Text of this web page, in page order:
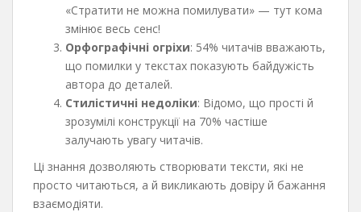
«Стратити не можна помилувати» — тут кома
змінює весь сенс!
Орфографічні огріхи: 54% читачів вважають,
що помилки у текстах показують байдужість
автора до деталей.
Стилістичні недоліки: Відомо, що прості й
зрозумілі конструкції на 70% частіше
залучають увагу читачів.
Ці знання дозволяють створювати тексти, які не
просто читаються, а й викликають довіру й бажання
взаємодіяти.